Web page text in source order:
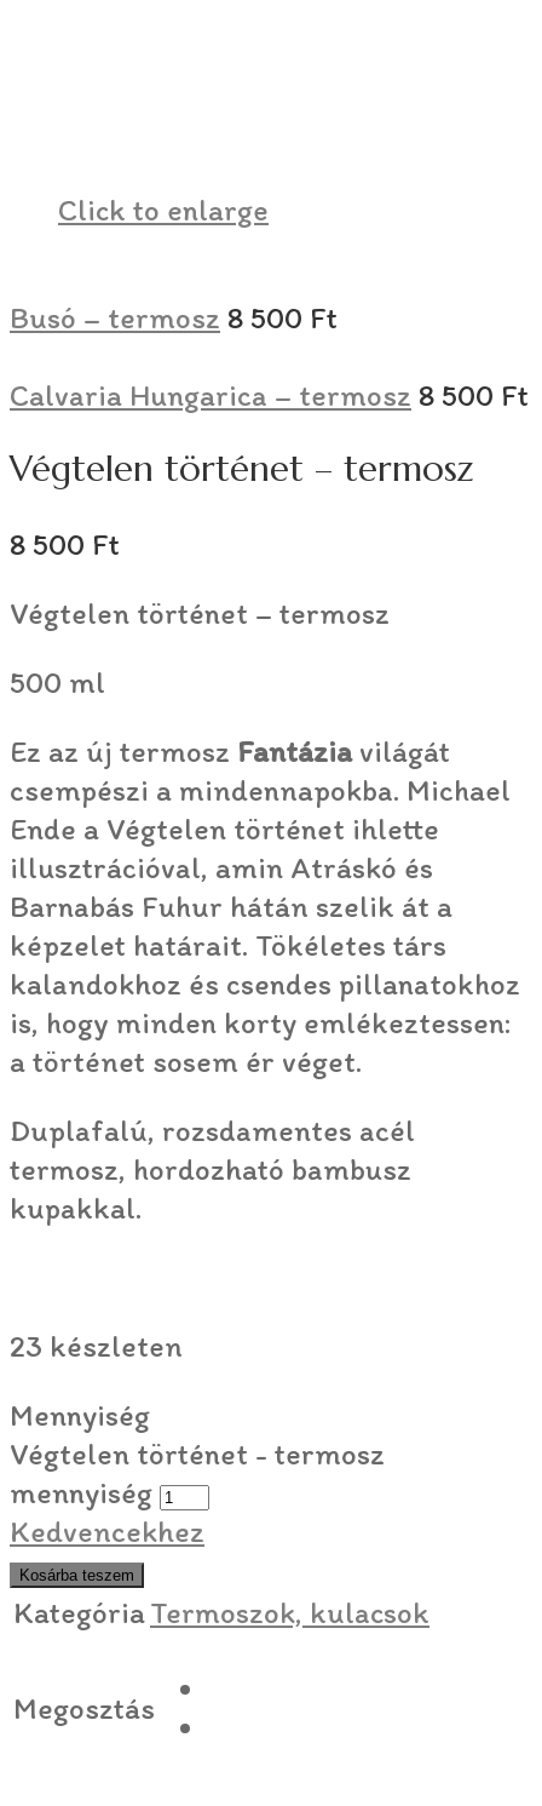
Click to enlarge
Busó – termosz 8 500 Ft
Calvaria Hungarica – termosz 8 500 Ft
Végtelen történet – termosz
8 500 Ft
Végtelen történet – termosz
500 ml
Ez az új termosz Fantáziavilágát
csempészi a mindennapokba. Michael
Ende a Végtelen történet ihlette
illusztrációval, amin Atráskó és
Barnabás Fuhur hátán szelik át a
képzelet határait. Tökéletes társ
kalandokhoz és csendes pillanatokhoz
is, hogy minden korty emlékeztessen:
a történet sosem ér véget.
Duplafalú, rozsdamentes acél
termosz, hordozható bambusz
kupakkal.
23 készleten
Mennyiség
Végtelen történet - termosz
mennyiség
Kedvencekhez
Kosárba teszem
KategóriaTermoszok, kulacsok
Megosztás